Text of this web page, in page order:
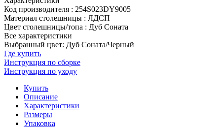
Код производителя : 254S023DY9005
Материал столешницы : ЛДСП
Цвет столешницы/топа : Дуб Соната
Все характеристики
Выбранный цвет: Дуб Соната/Черный
Где купить
Инструкция по сборке
Инструкция по уходу
Купить
Описание
Характеристики
Размеры
Упаковка